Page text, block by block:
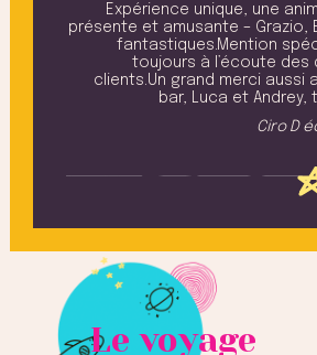
Expérience unique, une
présente et amusante – Grazio,
fantastiques.Mention
toujours à l’écoute des
clients.Un grand merci aussi
bar, Luca et Andrey,
Ciro D
Le voyage